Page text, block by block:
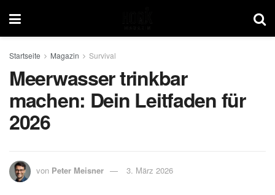
Startseite Magazin Survival
Meerwasser trinkbar
machen: Dein Leitfaden für
2026
von Peter Meisner 3. März 2026